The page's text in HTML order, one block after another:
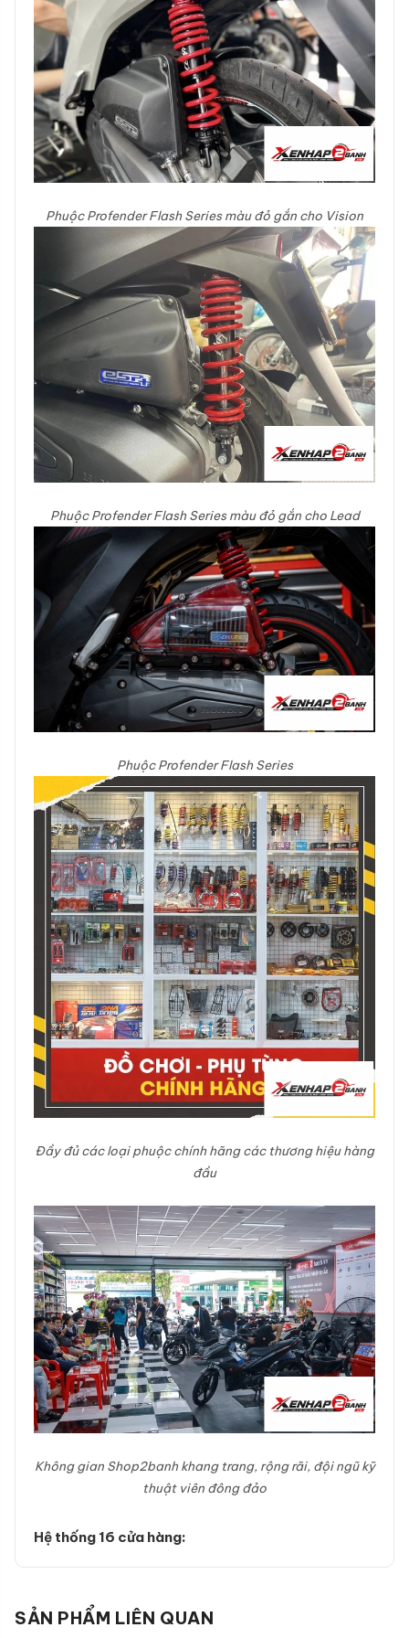
Phuộc Profender Flash Series màu đỏ gắn cho Vision
Phuộc Profender Flash Series màu đỏ gắn cho Lead
Phuộc Profender Flash Series
Đầy đủ các loại phuộc chính hãng các thương hiệu hàng
đầu
Không gian Shop2banh khang trang, rộng rãi, đội ngũ kỹ
thuật viên đông đảo
Hệ thống 16 cửa hàng:
SẢN PHẨM LIÊN QUAN